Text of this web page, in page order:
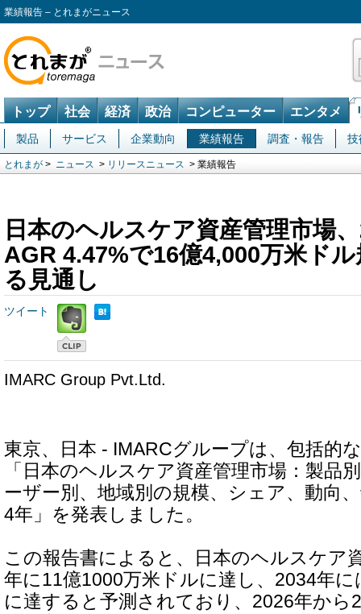
業績報告 – とれまがニュース
トップ 社会 経済 政治 コンピューター エンタメ
製品 サービス 企業動向 業績報告 調査・報告 技
とれまが > ニュース > リリースニュース > 業績報告
日本のヘルスケア資産管理市場
AGR 4.47%で16億4,000万米ド
る見通し
ツイート
IMARC Group Pvt.Ltd.
東京、日本 - IMARCグループは、包括的
「日本のヘルスケア資産管理市場：製品
ーザー別、地域別の規模、シェア、動向
4年」を発表しました。
この報告書によると、日本のヘルスケア
年に11億1000万米ドルに達し、2034年
に達すると予測されており、2026年から